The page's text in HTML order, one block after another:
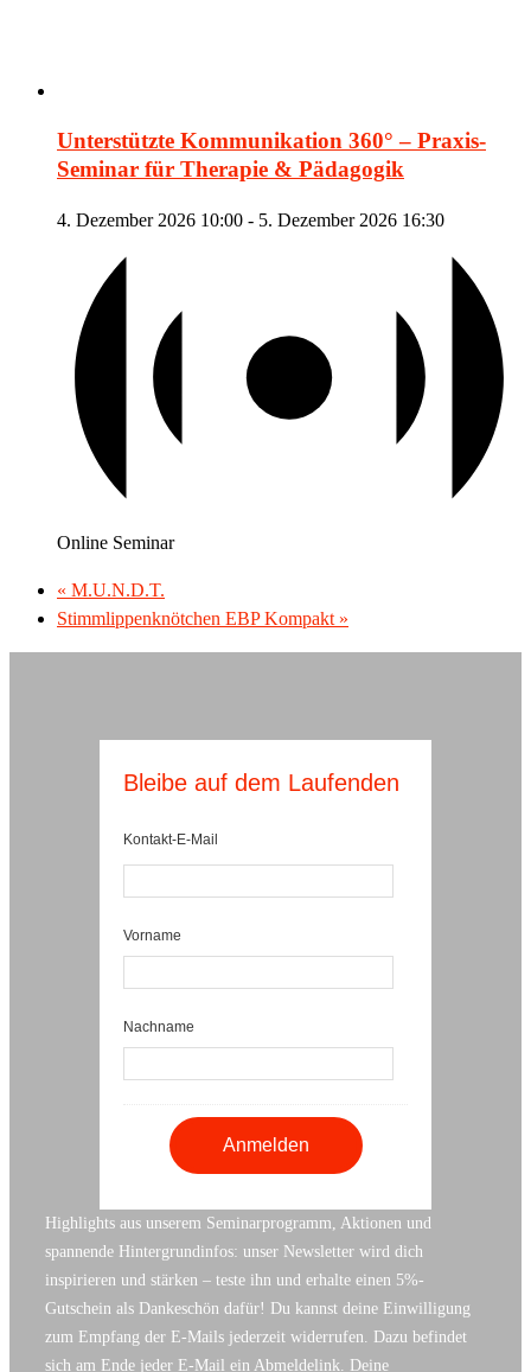
Unterstützte Kommunikation 360° – Praxis-
Seminar für Therapie & Pädagogik
4. Dezember 2026 10:00 - 5. Dezember 2026 16:30
Online Seminar
« M.U.N.D.T.
Stimmlippenknötchen EBP Kompakt »
Bleibe auf dem Laufenden
Kontakt-E-Mail
Vorname
Nachname
Highlights aus unserem Seminarprogramm, Aktionen und
spannende Hintergrundinfos: unser Newsletter wird dich
inspirieren und stärken – teste ihn und erhalte einen 5%-
Gutschein als Dankeschön dafür! Du kannst deine Einwilligung
zum Empfang der E-Mails jederzeit widerrufen. Dazu befindet
sich am Ende jeder E-Mail ein Abmeldelink. Deine